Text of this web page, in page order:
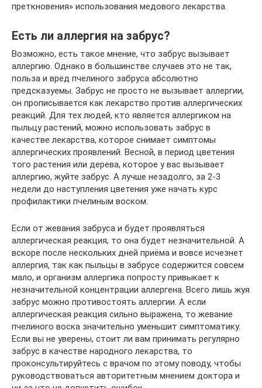
преткновения» использования медового лекарства.
Есть ли аллергия на забрус?
Возможно, есть такое мнение, что забрус вызывает
аллергию. Однако в большинстве случаев это не так,
польза и вред пчелиного забруса абсолютно
предсказуемы. Забрус не просто не вызывает аллергии,
он прописывается как лекарство против аллергических
реакций. Для тех людей, кто является аллергиком на
пыльцу растений, можно использовать забрус в
качестве лекарства, которое снимает симптомы
аллергических проявлений. Весной, в период цветения
того растения или дерева, которое у вас вызывает
аллергию, жуйте забрус. А лучше незадолго, за 2-3
недели до наступления цветения уже начать курс
профилактики пчелиным воском.
Если от жевания забруса и будет проявляться
аллергическая реакция, то она будет незначительной. А
вскоре после нескольких дней приёма и вовсе исчезнет
аллергия, так как пыльцы в забрусе содержится совсем
мало, и организм аллергика попросту привыкает к
незначительной концентрации аллергена. Всего лишь жуя
забрус можно противостоять аллергии. А если
аллергическая реакция сильно выражена, то жевание
пчелиного воска значительно уменьшит симптоматику.
Если вы не уверены, стоит ли вам принимать регулярно
забрус в качестве народного лекарства, то
проконсультируйтесь с врачом по этому поводу, чтобы
руководствоваться авторитетным мнением доктора и